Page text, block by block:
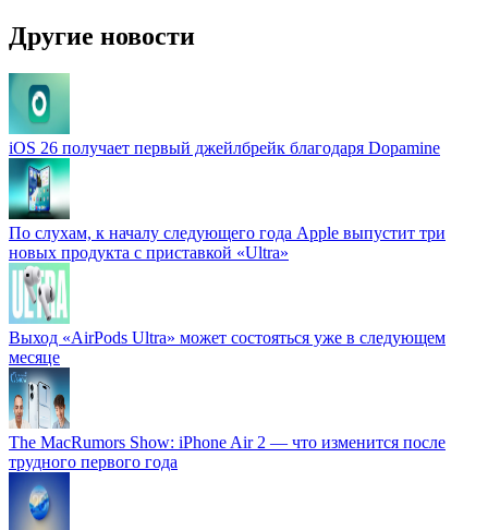
Другие новости
iOS 26 получает первый джейлбрейк благодаря Dopamine
По слухам, к началу следующего года Apple выпустит три
новых продукта с приставкой «Ultra»
Выход «AirPods Ultra» может состояться уже в следующем
месяце
The MacRumors Show: iPhone Air 2 — что изменится после
трудного первого года